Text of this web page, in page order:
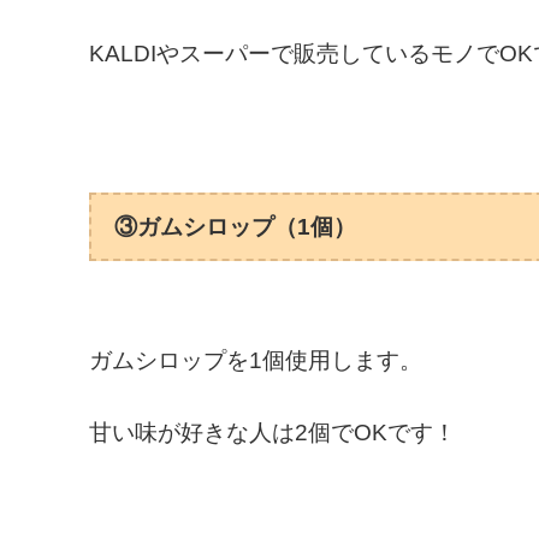
KALDIやスーパーで販売しているモノでOK
③ガムシロップ（1個）
ガムシロップを1個使用します。
甘い味が好きな人は2個でOKです！